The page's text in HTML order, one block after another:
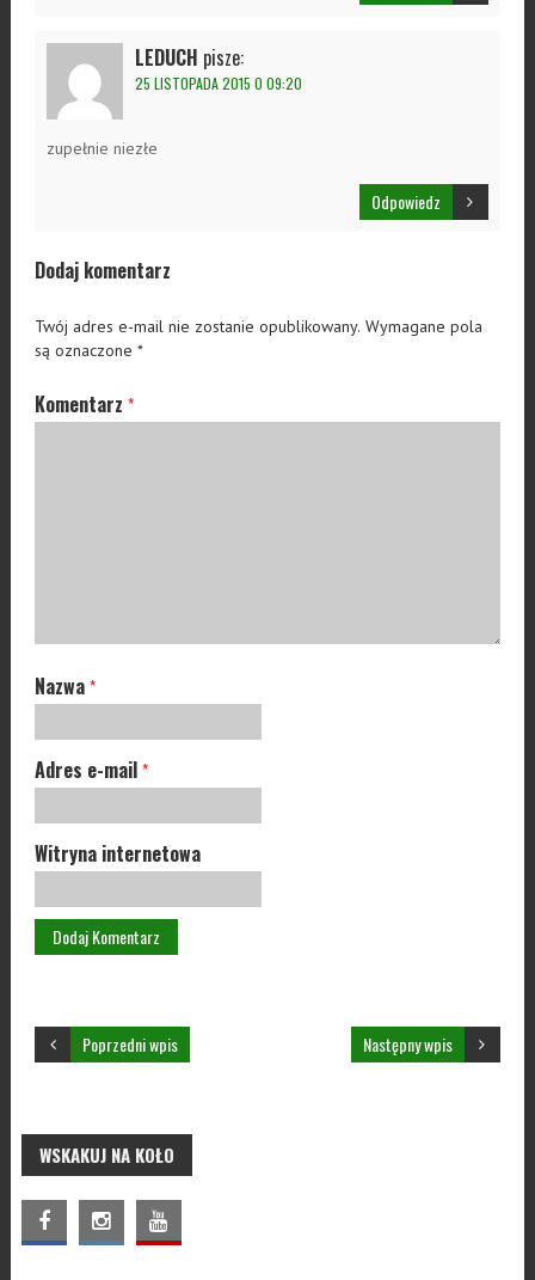
LEDUCH pisze:
25 LISTOPADA 2015 O 09:20
zupełnie niezłe
Odpowiedz
Dodaj komentarz
Twój adres e-mail nie zostanie opublikowany. Wymagane pola
są oznaczone*
Komentarz*
Nazwa*
Adres e-mail*
Witryna internetowa
Następny wpis
Poprzedni wpis
WSKAKUJ NA KOŁO